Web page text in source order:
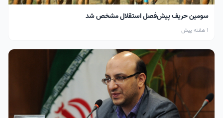
سومین حریف پیش‌فصل استقلال مشخص شد
1 هفته پیش